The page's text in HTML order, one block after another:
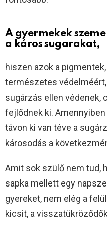
A gyermekek
a káros sugarakat,
hiszen azok a
természetes
sugárzás ellen védenek,
fejlődnek ki.
távon ki van téve a
károsodás a
Amit sok szülő nem tud,
sapka mellett egy
gyereket, nem elég a
kicsit, a